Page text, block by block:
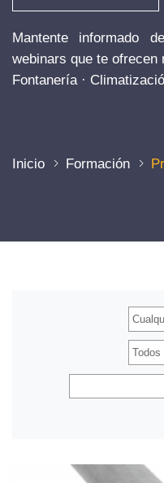
Mantente informado
webinars que te ofrecen
Fontanería ·
Inicio Formación